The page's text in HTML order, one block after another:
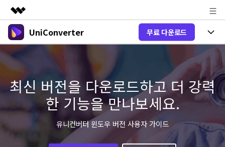
주요 제품
AIGC 크리에이티비티
유틸리티
비즈니스
솔루션
회사 소개
뉴스룸
플랜 및 가격
UniConverter 무료 다운로드
제품 선택
올인원 미디어 툴박스
유니컨버터-윈도우 버전
제품 기능
음성 텍스트 변환
음성/동영상을 텍스트로 빠르고 정확
하게 변환하세요.
New
온라인 도구
온라인 오디오 편집기
New
V17 업그레이드
최신 버전을 다운로드하고 더 강력
한 기능을 만나보세요.
유니컨버터 윈도우 버전 사용자 가이드